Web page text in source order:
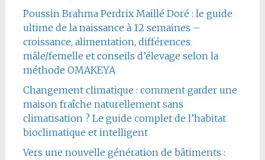
Poussin Brahma Perdrix Maillé Doré : le guide
ultime de la naissance à 12 semaines –
croissance, alimentation, différences
mâle/femelle et conseils d’élevage selon la
méthode OMAKEYA
Changement climatique : comment garder une
maison fraîche naturellement sans
climatisation ? Le guide complet de l’habitat
bioclimatique et intelligent
Vers une nouvelle génération de bâtiments :